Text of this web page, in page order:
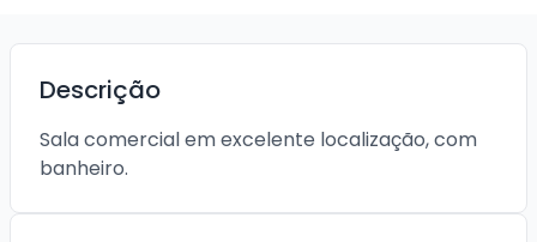
Descrição
Sala comercial em excelente localização, com
banheiro.